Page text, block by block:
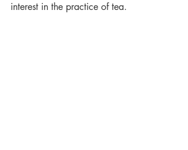
interest in the practice of tea.